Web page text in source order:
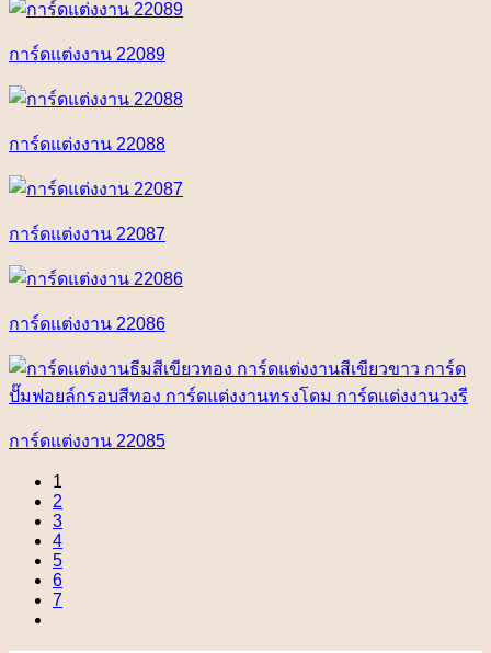
การ์ดแต่งงาน 22089
การ์ดแต่งงาน 22088
การ์ดแต่งงาน 22087
การ์ดแต่งงาน 22086
การ์ดแต่งงาน 22085
1
2
3
4
5
6
7